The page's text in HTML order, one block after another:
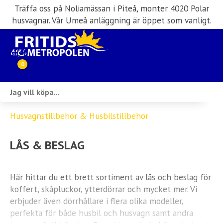
Träffa oss på Noliamässan i Piteå, monter 4020 Polar
husvagnar. Vår Umeå anläggning är öppet som vanligt.
0
Husbilsuthyrning
Verkstad
Husvagnstillbehör & Husbilstillbehör
LÅS & BESLAG
Här hittar du ett brett sortiment av lås och beslag för
koffert, skåpluckor, ytterdörrar och mycket mer. Vi
erbjuder även dörrhållare i flera olika modeller,
perfekta för både husbil och husvagn samt andra